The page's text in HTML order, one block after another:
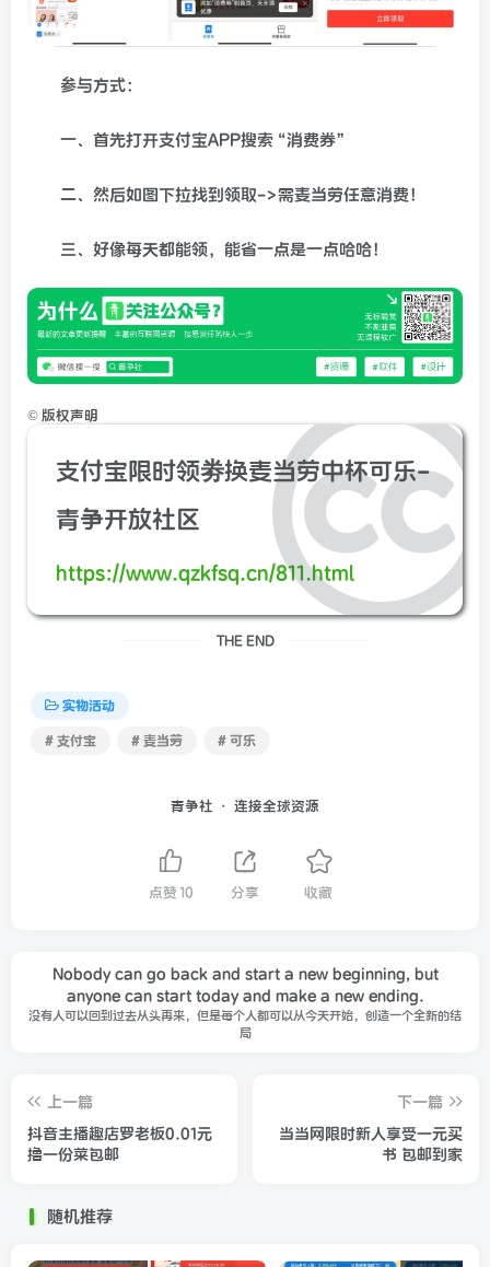
参与方式：
一、首先打开支付宝APP搜索“消费券”
二、然后如图下拉找到领取->需麦当劳任意消费！
三、好像每天都能领，能省一点是一点哈哈！
© 版权声明
支付宝限时领劵换麦当劳中杯可乐-
青争开放社区
https://www.qzkfsq.cn/811.html
THE END
实物活动
# 支付宝 # 麦当劳 # 可乐
青争社 · 连接全球资源
点赞 10 分享 收藏
Nobody can go back and start a new beginning, but
anyone can start today and make a new ending.
没有人可以回到过去从头再来，但是每个人都可以从今天开始，创造一个全新的结
局
上一篇
抖音主播趣店罗老板0.01元
撸一份菜包邮
下一篇
当当网限时新人享受一元买
书 包邮到家
随机推荐